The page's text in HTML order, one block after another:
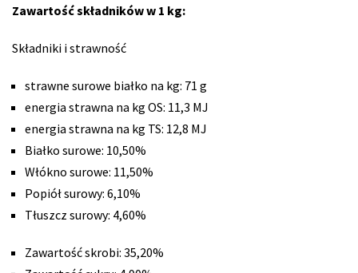
Zawartość składników w 1 kg:
Składniki i strawność
strawne surowe białko na kg: 71 g
energia strawna na kg OS: 11,3 MJ
energia strawna na kg TS: 12,8 MJ
Białko surowe: 10,50%
Włókno surowe: 11,50%
Popiół surowy: 6,10%
Tłuszcz surowy: 4,60%
Zawartość skrobi: 35,20%